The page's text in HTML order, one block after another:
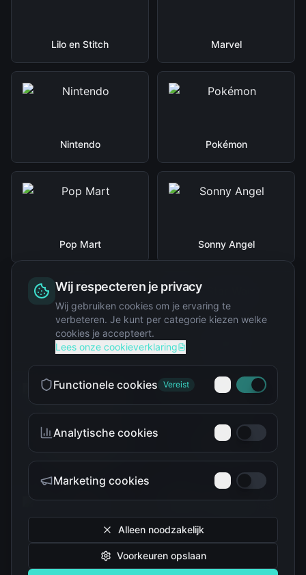
Lilo en Stitch Marvel
Nintendo Pokémon
Pop Mart Sonny Angel
Squishy
The Simpsons
Troetelbeertjes
Wij respecteren je privacy
Wij gebruiken cookies om je ervaring te
verbeteren. Je kunt per categorie kiezen welke
cookies je accepteert.
Lees onze cookieverklaring
Functionele cookies Vereist
Analytische cookies
Marketing cookies
Alleen noodzakelijk
Voorkeuren opslaan